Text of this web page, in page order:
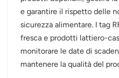
e garantire il rispetto delle
sicurezza alimentare. I tag
fresca e prodotti lattiero-
monitorare le date di
mantenere la qualità del